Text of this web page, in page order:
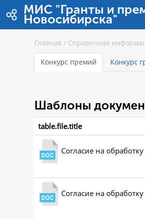
跳转到内容МИС "Гранты и
Новосибирска"
Главная / Справочная
Конкурс премий Конкурс
Шаблоны
table.file.title
Согласие на
Согласие на